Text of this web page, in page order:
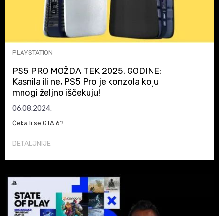
PLAYSTATION
PS5 PRO MOŽDA TEK 2025. GODINE:
Kasnila ili ne, PS5 Pro je konzola koju
mnogi željno iščekuju!
06.08.2024.
Čeka li se GTA 6?
DETALJNIJE